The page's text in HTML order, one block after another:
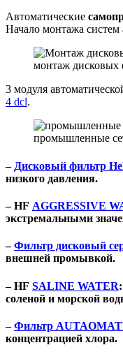
Автоматические
Начало монтажа систем
монтаж дисковых
3 модуля
4 dcl.
промышленные
– Дисковый фильтр
низкого давления.
– HF AGGRESSIVE
экстремальными
–Фильтр дисковый
внешней промывкой.
– HF SALINE WATER
соленой и морской
–Фильтр
концентрацией хлора.